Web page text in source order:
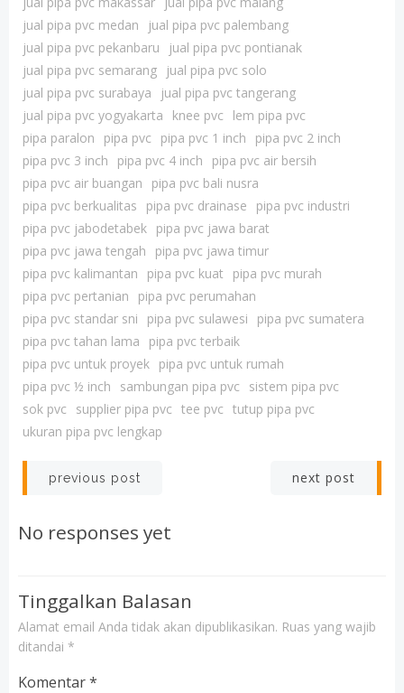
jual pipa pvc medan
jual pipa pvc palembang
jual pipa pvc pekanbaru
jual pipa pvc pontianak
jual pipa pvc semarang
jual pipa pvc solo
jual pipa pvc surabaya
jual pipa pvc tangerang
jual pipa pvc yogyakarta
knee pvc
lem pipa pvc
pipa paralon
pipa pvc pipa pvc 1 inch
pipa pvc 2 inch
pipa pvc 3 inch
pipa pvc 4 inch
pipa pvc air bersih
pipa pvc air buangan
pipa pvc bali nusra
pipa pvc berkualitas
pipa pvc drainase
pipa pvc industri
pipa pvc jabodetabek pipa pvc jawa barat
pipa pvc jawa tengah
pipa pvc jawa timur
pipa pvc kalimantan
pipa pvc kuat
pipa pvc murah
pipa pvc pertanian
pipa pvc perumahan
pipa pvc standar sni
pipa pvc sulawesi
pipa pvc sumatera
pipa pvc tahan lama
pipa pvc terbaik
pipa pvc untuk proyek pipa pvc untuk rumah
pipa pvc ½ inch
sambungan pipa pvc
sistem pipa pvc
sok pvc
supplier pipa pvc tee pvc tutup pipa pvc
ukuran pipa pvc lengkap
Post
navigation
previous post next post
No responses yet
Tinggalkan Balasan
Alamat email Anda tidak akan dipublikasikan. Ruas yang wajib
ditandai *
Komentar*